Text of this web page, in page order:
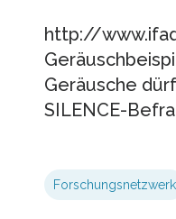
http://
Geräusche
SILENCE-
Forschungsnetzwerk